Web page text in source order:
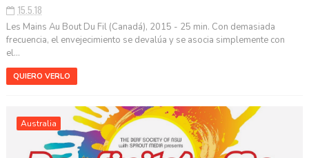
15.5.18
Les Mains Au Bout Du Fil (Canadá), 2015 - 25 min. Con demasiada
frecuencia, el envejecimiento se devalúa y se asocia simplemente con
el...
QUIERO VERLO
Australia